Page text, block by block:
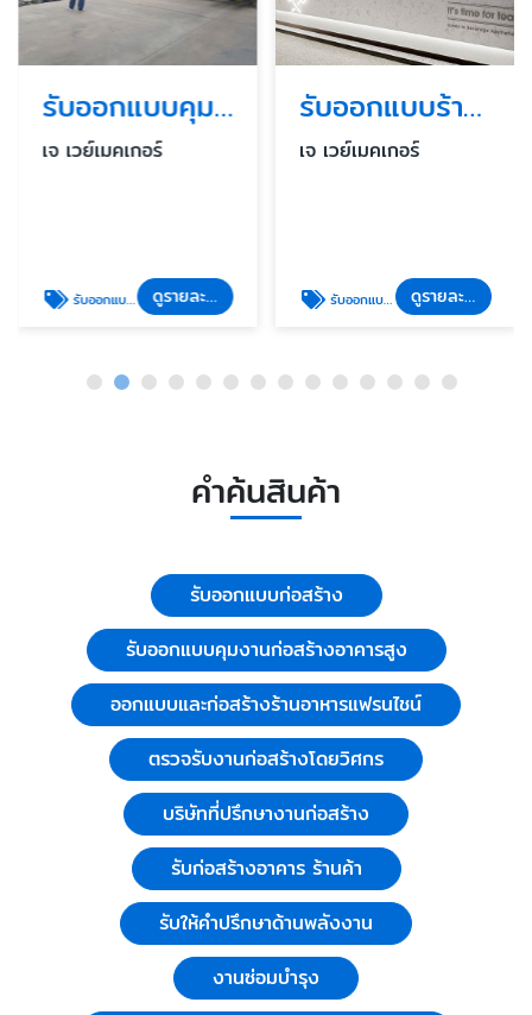
รับออกแบบคุมงานก่อสร้างอาคารสูง
เจ เวย์เมคเกอร์
รับออกแบบคุมงานก่อสร้างอาคารสูง ดูรายละเอียด
รับออกแบบร้านค้า ร้านอาหารในห้าง
เจ เวย์เมคเกอร์
รับออกแบบก่อสร้าง ดูรายละเอียด
คำค้นสินค้า
รับออกแบบก่อสร้าง
รับออกแบบคุมงานก่อสร้างอาคารสูง
ออกแบบและก่อสร้างร้านอาหารแฟรนไชน์
ตรวจรับงานก่อสร้างโดยวิศกร
บริษัทที่ปรึกษางานก่อสร้าง
รับก่อสร้างอาคาร ร้านค้า
รับให้คำปรึกษาด้านพลังงาน
งานซ่อมบำรุง